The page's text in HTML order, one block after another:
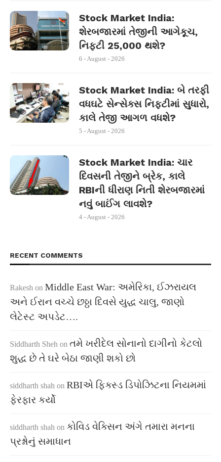
Stock Market India:
શેરબજારમાં તેજીની આગેકૂચ,
નિફ્ટી 25,000 થશે?
6 - August - 2026
Stock Market India: બે તરફી
વધઘટે સેન્સેક્સ નિફ્ટીમાં સુધારો,
કાલે તેજી આગળ વધશે?
5 - August - 2026
Stock Market India: ચાર
દિવસની તેજીને બ્રેક, કાલે
RBIની ધીરાણ નિતી શેરબજારમાં
નવું બાઈંગ લાવશે?
4 - August - 2026
RECENT COMMENTS
Rakesh on Middle East War: અમેરિકા, ઈઝરાયલ
અને ઈરાન વચ્ચે છઠ્ઠા દિવસે યુદ્ધ ચાલુ, જાણો
લેટેસ્ટ અપડેટ….
Siddharth Sheh on તમે ખરીદેલ સોનાનો દાગીનો કેટલો
શુદ્ધ છે તે ઘરે બેઠા જાણી શકો છો
siddharth shah on RBIએ ફિક્સ્ડ ડિપોઝિટના નિયમમાં
ફેરફાર કર્યો
siddharth shah on કોવિડ વેક્સિન અંગે તમારા મનના
પ્રશ્નોનું સમાધાન